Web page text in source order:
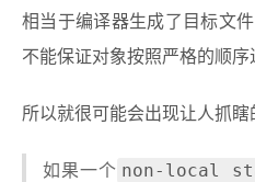
相当于编译器生成了目标文
不能保证对象按照严格的顺序
所以就很可能会出现让人抓瞎
如果一个 non-local